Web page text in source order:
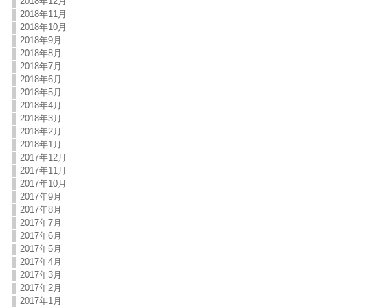
2018年11月
2018年10月
2018年9月
2018年8月
2018年7月
2018年6月
2018年5月
2018年4月
2018年3月
2018年2月
2018年1月
2017年12月
2017年11月
2017年10月
2017年9月
2017年8月
2017年7月
2017年6月
2017年5月
2017年4月
2017年3月
2017年2月
2017年1月